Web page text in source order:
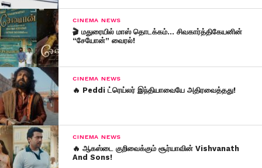
CINEMA NEWS
🎬 மதுரையில் மாஸ் தொடக்கம்… சிவகார்த்திகேயனின்
“சேயோன்” வைரல்!
CINEMA NEWS
🔥 Peddi ட்ரெய்லர் இந்தியாவையே அதிரவைத்தது!
CINEMA NEWS
🔥 ஆகஸ்டை குறிவைக்கும் சூர்யாவின் Vishvanath
And Sons!